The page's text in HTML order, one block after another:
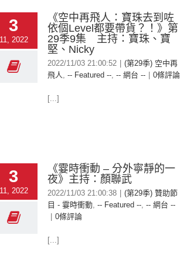
3
11, 2022
《空中再飛人：寶珠去到咗
依個Level都要帶貨？！》第
29季9集 主持：寶珠、寶
堅、Nicky
2022/11/03 21:00:52
(第29季) 空中再
飛人, -- Featured --, -- 網台 -- 0條評論
[...]
3
11, 2022
《霎時衝動 – 分外寧靜的一
夜》主持：顏聯武
2022/11/03 21:00:38
(第29季) 贊助節
目 - 霎時衝動, -- Featured --, -- 網台 --
0條評論
[...]